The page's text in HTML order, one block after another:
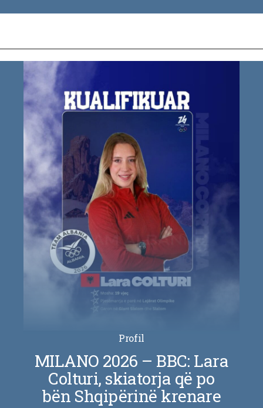
Profil
MILANO 2026 – BBC: Lara
Colturi, skiatorja që po
bën Shqipërinë krenare